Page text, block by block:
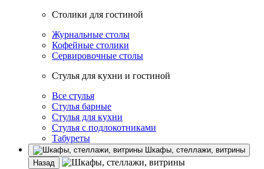
Столики для гостиной
Журнальные столы
Кофейные столики
Сервировочные столы
Стулья для кухни и гостиной
Все стулья
Стулья барные
Стулья для кухни
Стулья с подлокотниками
Табуреты
Шкафы, стеллажи, витрины
Назад